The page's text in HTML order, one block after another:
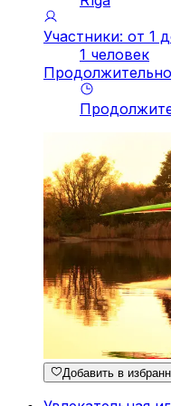
Участники: от 1
1 человек
Добавить в